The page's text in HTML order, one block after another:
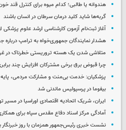
هندوانه یا طالبی؛ کدام‌ میوه برای کنترل قند
گربه‌ها شاید کلید درمان سرطان در انسان باشند
آغاز ثبت‌نام‌ آزمون کارشناسی ارشد علوم پزشکی
هشدار نمایندگان جمهوری‌خواه به ترامپ درباره
متلاشی شدن یک هسته تروریستی خطرناک در
چرا قبوض برق برخی مشترکان افزایش چند
پزشکیان: خدمت بی‌منت و مشارکت مردمی،
بیفوما در پرسپولیس ماندنی شد
ایران، شریک اتحادیه اقتصادی اوراسیا در مسیر
آمادگی مرکز اسناد دفاع مقدس سپاه برای
نشست خبری رئیس‌جمهور همزمان با روز خبرنگار